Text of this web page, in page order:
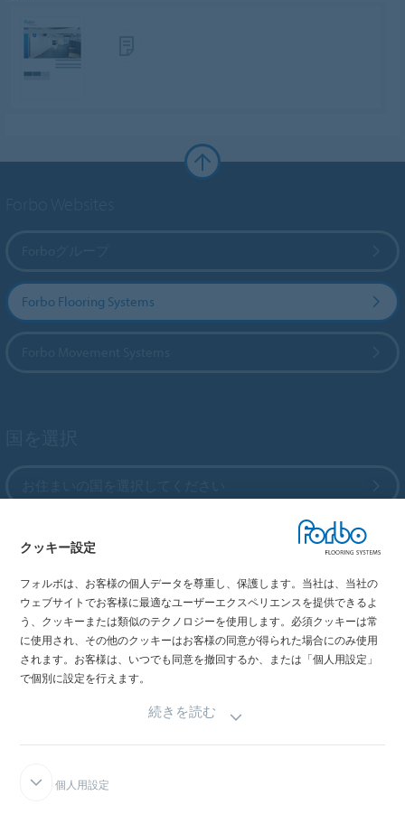
Forbo Flooring Systems
My Forbo
最新カタログ
メディア掲載情報
イベント情報
ショールーム
クッキー設定
フォルボは、お客様の個人データを尊重し、保護します。当社は、当社の
ウェブサイトでお客様に最適なユーザーエクスペリエンスを提供できるよ
う、クッキーまたは類似のテクノロジーを使用します。必須クッキーは常
に使用され、その他のクッキーはお客様の同意が得られた場合にのみ使用
されます。お客様は、いつでも同意を撤回するか、または「個人用設定」
で個別に設定を行えます。
続きを読む
個人用設定